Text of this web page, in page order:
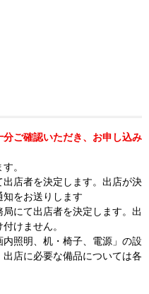
ご確認いただき、お申し込み
。
店者を決定します。出店が決
をお送りします
にて出店者を決定します。出
けません。
照明、机・椅子、電源」の設
店に必要な備品については各